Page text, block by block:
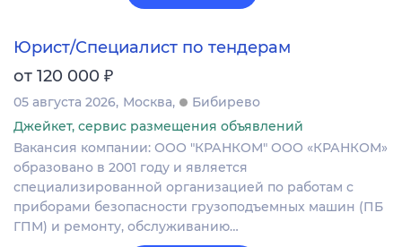
Юрист/Специалист по тендерам
от 120 000 ₽
05 августа 2026 Москва
Бибирево
Джейкет, сервис размещения объявлений
Вакансия компании: ООО "КРАНКОМ" ООО «КРАНКОМ»
образовано в 2001 году и является
специализированной организацией по работам с
приборами безопасности грузоподъемных машин (ПБ
ГПМ) и ремонту, обслуживанию…